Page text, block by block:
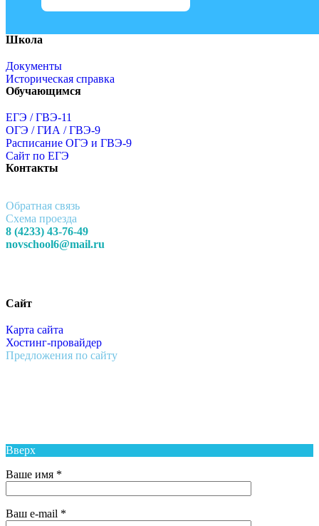
Школа
Документы
Историческая справка
Обучающимся
ЕГЭ / ГВЭ-11
ОГЭ / ГИА / ГВЭ-9
Расписание ОГЭ и ГВЭ-9
Сайт по ЕГЭ
Контакты
Обратная связь
Схема проезда
8 (4233) 43-76-49
novschool6@mail.ru
Сайт
Карта сайта
Хостинг-провайдер
Предложения по сайту
Вверх
Ваше имя *
Ваш e-mail *